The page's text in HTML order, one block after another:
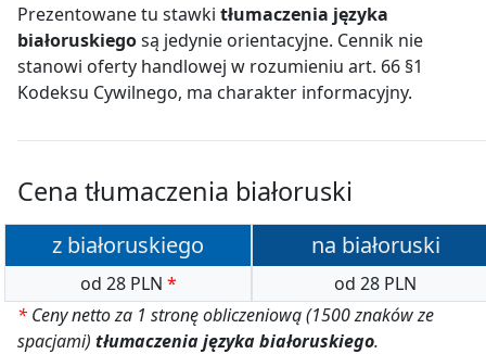
Prezentowane tu stawki tłumaczenia języka
białoruskiegosą jedynie orientacyjne. Cennik nie
stanowi oferty handlowej w rozumieniu art. 66 §1
Kodeksu Cywilnego, ma charakter informacyjny.
Cena tłumaczenia białoruski
z białoruskiego
od 28 PLN *
na białoruski
od 28 PLN
* Ceny netto za 1 stronę obliczeniową (1500 znaków ze
spacjami) tłumaczenia języka białoruskiego.